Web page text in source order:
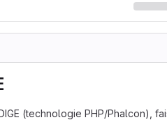
(technologie PHP/Phalcon),